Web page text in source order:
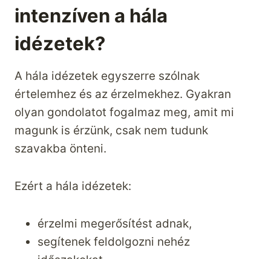
intenzíven a hála
idézetek?
A hála idézetek egyszerre szólnak
értelemhez és az érzelmekhez. Gyakran
olyan gondolatot fogalmaz meg, amit mi
magunk is érzünk, csak nem tudunk
szavakba önteni.
Ezért a hála idézetek:
érzelmi megerősítést adnak,
segítenek feldolgozni nehéz